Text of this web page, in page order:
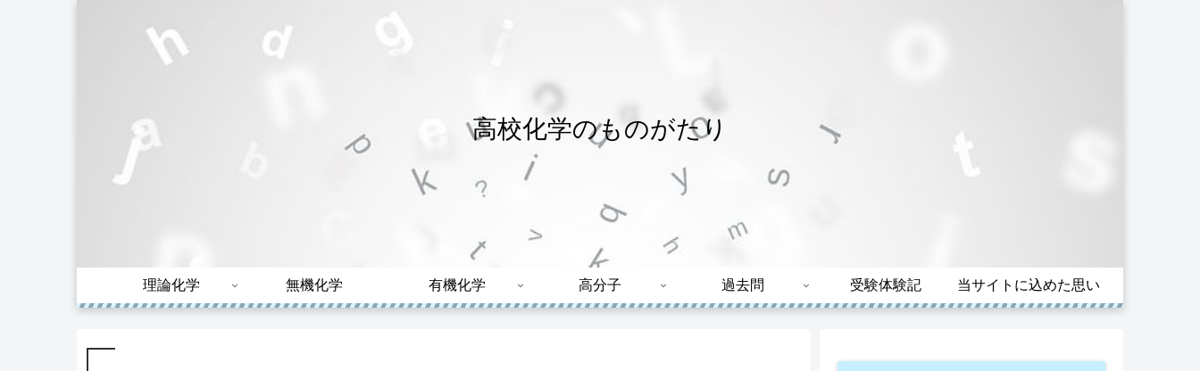
高校化学のものがたり
理論化学 無機化学 有機化学 高分子 過去問 受験体験記 当サイトに込めた思い